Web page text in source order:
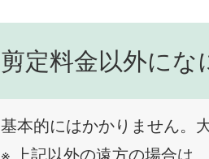
剪定料金以外に
基本的にはかかりません。
※ 上記以外の遠方の場合は